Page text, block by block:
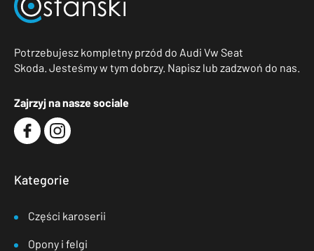
Potrzebujesz kompletny przód do Audi Vw Seat
Skoda. Jesteśmy w tym dobrzy. Napisz lub zadzwoń do nas.
Zajrzyj na nasze sociale
Kategorie
Części karoserii
Opony i felgi